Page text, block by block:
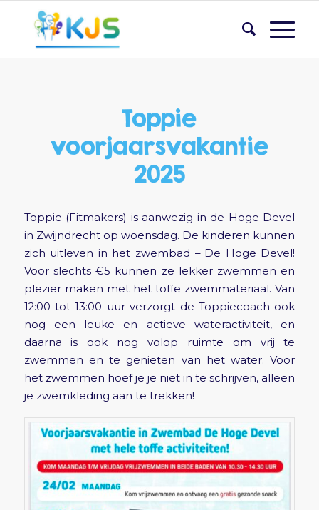
Toppie
voorjaarsvakantie
2025
Toppie (Fitmakers) is aanwezig in de Hoge Devel
in Zwijndrecht op woensdag. De kinderen kunnen
zich uitleven in het zwembad – De Hoge Devel!
Voor slechts €5 kunnen ze lekker zwemmen en
plezier maken met het toffe zwemmateriaal. Van
12:00 tot 13:00 uur verzorgt de Toppiecoach ook
nog een leuke en actieve wateractiviteit, en
daarna is ook nog volop ruimte om vrij te
zwemmen en te genieten van het water. Voor
het zwemmen hoef je je niet in te schrijven, alleen
je zwemkleding aan te trekken!